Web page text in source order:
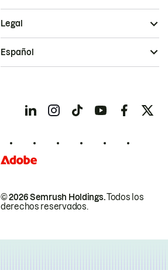
© 2026 Semrush Holdings.Todos los
derechos reservados.
Legal
Español